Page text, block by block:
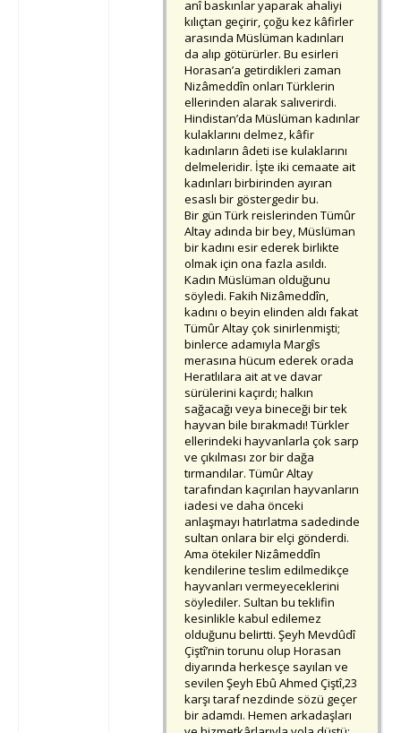
anî baskınlar yaparak ahaliyi
kılıçtan geçirir, çoğu kez kâfirler
arasında Müslüman kadınları
da alıp götürürler. Bu esirleri
Horasan’a getirdikleri zaman
Nizâmeddîn onları Türklerin
ellerinden alarak salıverirdi.
Hindistan’da Müslüman kadınlar
kulaklarını delmez, kâfir
kadınların âdeti ise kulaklarını
delmeleridir. İşte iki cemaate ait
kadınları birbirinden ayıran
esaslı bir göstergedir bu.
Bir gün Türk reislerinden Tümûr
Altay adında bir bey, Müslüman
bir kadını esir ederek birlikte
olmak için ona fazla asıldı.
Kadın Müslüman olduğunu
söyledi. Fakih Nizâmeddîn,
kadını o beyin elinden aldı fakat
Tümûr Altay çok sinirlenmişti;
binlerce adamıyla Margîs
merasına hücum ederek orada
Heratlılara ait at ve davar
sürülerini kaçırdı; halkın
sağacağı veya bineceği bir tek
hayvan bile bırakmadı! Türkler
ellerindeki hayvanlarla çok sarp
ve çıkılması zor bir dağa
tırmandılar. Tümûr Altay
tarafından kaçırılan hayvanların
iadesi ve daha önceki
anlaşmayı hatırlatma sadedinde
sultan onlara bir elçi gönderdi.
Ama ötekiler Nizâmeddîn
kendilerine teslim edilmedikçe
hayvanları vermeyeceklerini
söylediler. Sultan bu teklifin
kesinlikle kabul edilemez
olduğunu belirtti. Şeyh Mevdûdî
Çiştî’nin torunu olup Horasan
diyarında herkesçe sayılan ve
sevilen Şeyh Ebû Ahmed Çiştî,23
karşı taraf nezdinde sözü geçer
bir adamdı. Hemen arkadaşları